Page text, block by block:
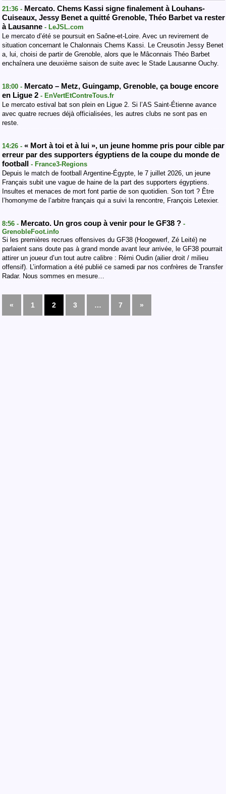
21:36 - Mercato. Chems Kassi signe finalement à Louhans-
Cuiseaux, Jessy Benet a quitté Grenoble, Théo Barbet va rester
à Lausanne - LeJSL.com
Le mercato d’été se poursuit en Saône-et-Loire. Avec un revirement de
situation concernant le Chalonnais Chems Kassi. Le Creusotin Jessy Benet
a, lui, choisi de partir de Grenoble, alors que le Mâconnais Théo Barbet
enchaînera une deuxième saison de suite avec le Stade Lausanne Ouchy.
18:00 - Mercato – Metz, Guingamp, Grenoble, ça bouge encore
en Ligue 2 - EnVertEtContreTous.fr
Le mercato estival bat son plein en Ligue 2. Si l’AS Saint-Étienne avance
avec quatre recrues déjà officialisées, les autres clubs ne sont pas en
reste.
14:26 - « Mort à toi et à lui », un jeune homme pris pour cible par
erreur par des supporters égyptiens de la coupe du monde de
football - France3-Regions
Depuis le match de football Argentine-Égypte, le 7 juillet 2026, un jeune
Français subit une vague de haine de la part des supporters égyptiens.
Insultes et menaces de mort font partie de son quotidien. Son tort ? Être
l’homonyme de l’arbitre français qui a suivi la rencontre, François Letexier.
8:56 - Mercato. Un gros coup à venir pour le GF38 ? -
GrenobleFoot.info
Si les premières recrues offensives du GF38 (Hoogewerf, Zé Leité) ne
parlaient sans doute pas à grand monde avant leur arrivée, le GF38 pourrait
attirer un joueur d’un tout autre calibre : Rémi Oudin (ailier droit / milieu
offensif). L’information a été publié ce samedi par nos confrères de Transfer
Radar. Nous sommes en mesure…
« 1 2 3 … 7 »